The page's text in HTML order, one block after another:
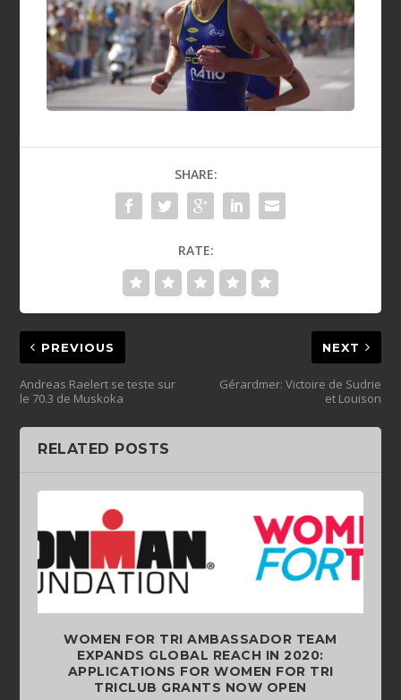
SHARE:
RATE:
PREVIOUS
Andreas Raelert se teste sur
le 70.3 de Muskoka
NEXT
Gérardmer: Victoire de Sudrie
et Louison
RELATED POSTS
WOMEN FOR TRI AMBASSADOR TEAM
EXPANDS GLOBAL REACH IN 2020:
APPLICATIONS FOR WOMEN FOR TRI
TRICLUB GRANTS NOW OPEN